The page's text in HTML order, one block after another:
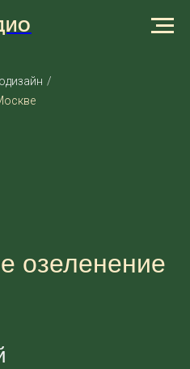
/
озеленение